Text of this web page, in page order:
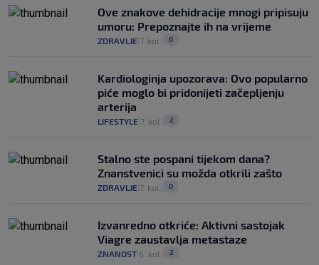
Ove znakove dehidracije mnogi pripisuju
umoru: Prepoznajte ih na vrijeme
ZDRAVLJE 7. kol. 0
Kardiologinja upozorava: Ovo popularno
piće moglo bi pridonijeti začepljenju
arterija
LIFESTYLE 7. kol. 2
Stalno ste pospani tijekom dana?
Znanstvenici su možda otkrili zašto
ZDRAVLJE 7. kol. 0
Izvanredno otkriće: Aktivni sastojak
Viagre zaustavlja metastaze
ZNANOST 6. kol. 2